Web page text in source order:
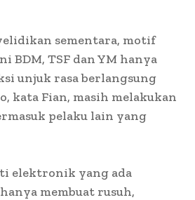
sementara, motif
BDM, TSF dan YM hanya
unjuk rasa berlangsung
kata Fian, masih melakukan
pelaku lain yang
elektronik yang ada
membuat rusuh,